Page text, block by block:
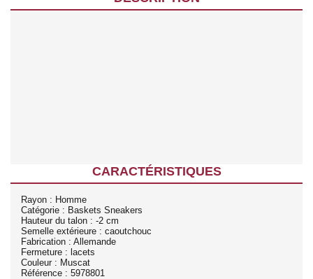
CARACTÉRISTIQUES
Rayon : Homme
Catégorie : Baskets Sneakers
Hauteur du talon : -2 cm
Semelle extérieure : caoutchouc
Fabrication : Allemande
Fermeture : lacets
Couleur : Muscat
Référence : 5978801